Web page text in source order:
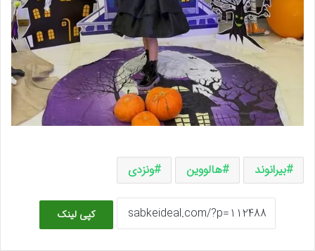
بیرانوند هالووین ونزدی
کپی لینک